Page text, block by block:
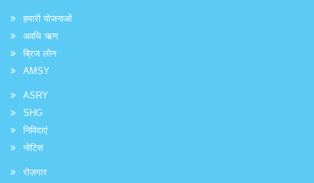
हमारी योजनाओं
अवधि ऋण
ब्रिज लोन
AMSY
ASRY
SHG
निविदाएं
नोटिस
रोज़गार